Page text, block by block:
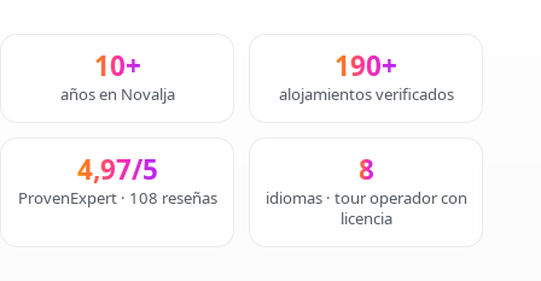
10+
años en Novalja
190+
alojamientos verificados
4,97/5
ProvenExpert · 108 reseñas
8
idiomas · tour operador con
licencia